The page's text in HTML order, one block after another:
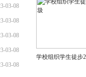
03-08
03-08
03-08
03-08
03-08
学校组织学生徒步